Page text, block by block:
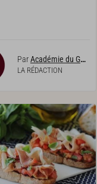
ParAcadémie du Goût
LA RÉDACTION